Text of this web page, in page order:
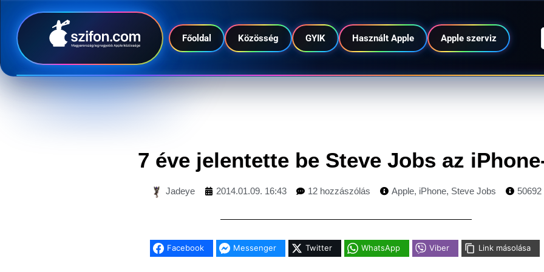
Főoldal Közösség GYIK Használt Apple Apple szerviz
7 éve jelentette be Steve Jobs az
Jadeye 2014.01.09. 16:43 12 hozzászólás Apple, iPhone, Steve Jobs 50692
Facebook Messenger Twitter WhatsApp Viber Link másolása